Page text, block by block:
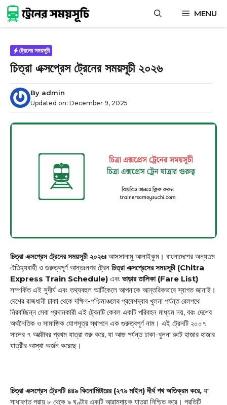
Skip
to
content
MENU
ট্রেনের সময়সূচী
চিত্রা এক্সপ্রেস ট্রেনের সময়সূচী ২০২৬
By admin
Updated on: December 9, 2025
চিত্রা এক্সপ্রেস ট্রেনের সময়সূচী ২০২৬ঃ আসসালামু আলাইকুম। বাংলাদেশের অন্যতম
ঐতিহ্যবাহী ও গুরুত্বপূর্ণ আন্তঃনগর ট্রেন চিত্রা এক্সপ্রেসের সময়সূচী (Chitra
Express Train Schedule) এবং ভাড়ার তালিকা (Fare List)
সম্পর্কিত এই সুদীর্ঘ এবং তথ্যবহুল আর্টিকেলে আপনাকে আন্তরিকভাবে স্বাগত জানাই।
দেশের রাজধানী ঢাকা থেকে দক্ষিণ-পশ্চিমাঞ্চলের প্রবেশদ্বার খুলনা পর্যন্ত রেলপথে
নিরবচ্ছিন্ন সেবা প্রদানকারী এই ট্রেনটি কেবল একটি পরিবহন মাধ্যম নয়, বরং দেশের
অর্থনৈতিক ও সামাজিক যোগসূত্র স্থাপনে এক গুরুত্বপূর্ণ নাম। এই ট্রেনটি ২০০৭
সালের ৭ অক্টোবর প্রথম যাত্রা শুরু করে, যা আজ পর্যন্ত ঢাকা-খুলনা রুটে হাজার হাজার
যাত্রীর আস্থা অর্জন করেছে।
চিত্রা এক্সপ্রেস ট্রেনটি ৪৪৯ কিলোমিটারের (২৭৯ মাইল) দীর্ঘ পথ অতিক্রম করে, যা
সাধারণত প্রায় ৮ থেকে ৯ ঘণ্টার একটি আরামদায়ক যাত্রা নিশ্চিত করে। প্রতিটি